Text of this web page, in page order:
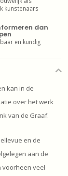
kunstenaars
dan
en kundig
kan in de
over het werk
van de Graaf.
en de
aan de
voorheen veel